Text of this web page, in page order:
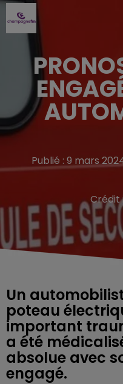
Publié : 9 mars
Crédit
Un
poteau
important
a été
absolue avec
engagé.